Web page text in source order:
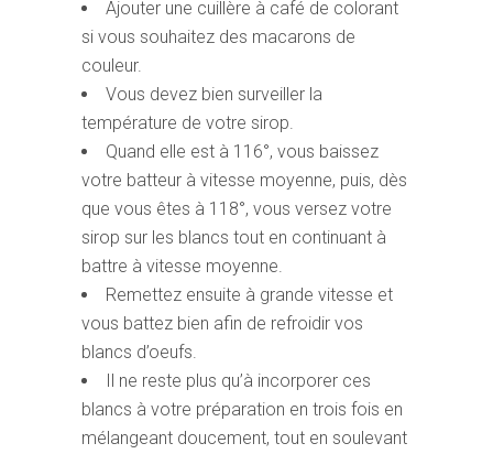
Ajouter une cuillère à café de colorant
si vous souhaitez des macarons de
couleur.
Vous devez bien surveiller la
température de votre sirop.
Quand elle est à 116°, vous baissez
votre batteur à vitesse moyenne, puis, dès
que vous êtes à 118°, vous versez votre
sirop sur les blancs tout en continuant à
battre à vitesse moyenne.
Remettez ensuite à grande vitesse et
vous battez bien afin de refroidir vos
blancs d’oeufs.
Il ne reste plus qu’à incorporer ces
blancs à votre préparation en trois fois en
mélangeant doucement, tout en soulevant